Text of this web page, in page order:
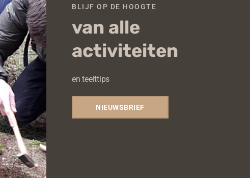
in
BLIJF OP DE HOOGTE
van alle
activiteiten
en teelttips
NIEUWSBRIEF